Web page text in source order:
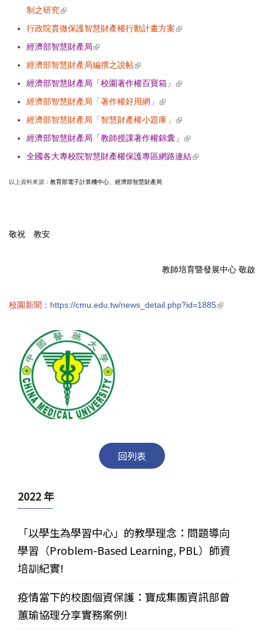
制之研究(link is external)
行政院貫徹保護智慧財產權行動計畫方案 (link is external)
經濟部智慧財產局 (link is external)
經濟部智慧財產局編撰之說帖(link is external)
經濟部智慧財產局「校園著作權百寶箱」 (link is external)
經濟部智慧財產局「著作權好用網」 (link is external)
經濟部智慧財產局「智慧財產權小題庫」 (link is external)
經濟部智慧財產局「教師授課著作權錦囊」 (link is external)
全國各大專校院智慧財產權保護專區網路連結(link is external)
以上資料來源： 教育部電子計算機中心 經濟部智慧財產局
敬祝 教安
教師培育暨發展中心 敬啟
校園新聞： https://cmu.edu.tw/news_detail.php?id=1885 (link is
回列表
2022 年
「以學生為學習中心」的教學理念：問題導向
學習（Problem-Based Learning, PBL）師資
培訓紀實!
疫情當下的校園個資保護：寶成集團資訊部曾
蕙瑜協理分享實務案例!